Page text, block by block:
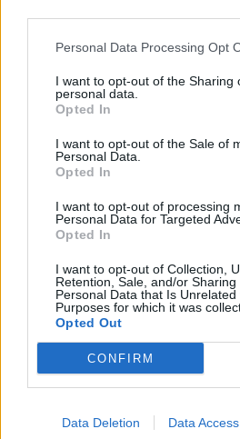
Personal Data Processing Opt
I want to opt-out of the Sharing
personal data.
Opted In
I want to opt-out of the Sale of
Personal Data.
Opted In
I want to opt-out of processing
Personal Data for Targeted
Opted In
I want to opt-out of Collection,
Retention, Sale, and/or Sharing
Personal Data that Is Unrelated
Purposes for which it was
Opted Out
CONFIRM
Data Deletion Data Access
Accedioregistratiper
commento esprime il pensiero dell'autore e
di VareseNews.it, che rimane autonoma e
commenti non sono testi giornalistici, ma post
possono essere automaticamente pubblicati
che includano uno o più link a siti esterni